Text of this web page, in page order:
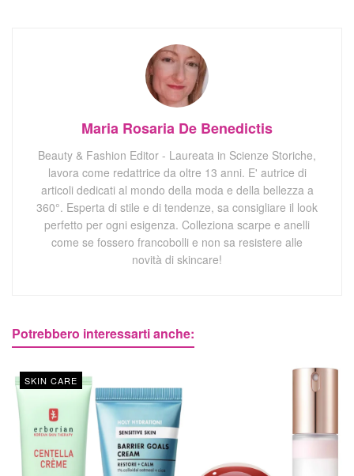
Maria Rosaria De Benedictis
Beauty & Fashion Editor - Laureata in Scienze Storiche,
lavora come redattrice da oltre 13 anni. E' autrice di
articoli dedicati al mondo della moda e della bellezza a
360°. Esperta di stile e di tendenze, sa consigliare il look
perfetto per ogni esigenza. Colleziona scarpe e anelli
come se fossero francobolli e non sa resistere alle
novità di skincare!
Potrebbero interessarti anche:
SKIN CARE